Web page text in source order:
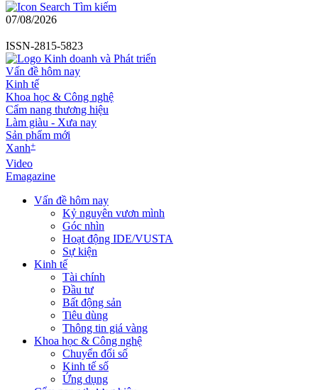
Tìm kiếm
07/08/2026
ISSN-2815-5823
Vấn đề hôm nay
Kinh tế
Khoa học & Công nghệ
Cẩm nang thương hiệu
Làm giàu - Xưa nay
Sản phẩm mới
Xanh+
Video
Emagazine
Vấn đề hôm nay
Kỷ nguyên vươn mình
Góc nhìn
Hoạt động IDE/VUSTA
Sự kiện
Kinh tế
Tài chính
Đầu tư
Bất động sản
Tiêu dùng
Thông tin giá vàng
Khoa học & Công nghệ
Chuyển đổi số
Kinh tế số
Ứng dụng